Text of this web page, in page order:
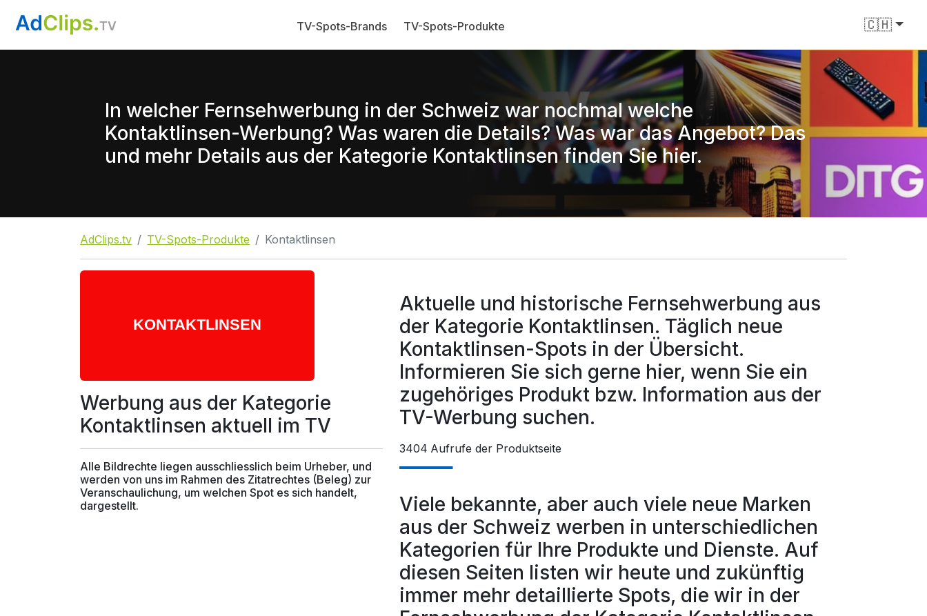
TV-Spots-Brands TV-Spots-Produkte 🇨🇭
In welcher Fernsehwerbung in der Schweiz war nochmal welche
Kontaktlinsen-Werbung? Was waren die Details? Was war das Angebot? Das
und mehr Details aus der Kategorie Kontaktlinsen finden Sie hier.
AdClips.tv TV-Spots-Produkte Kontaktlinsen
Werbung aus der Kategorie
Kontaktlinsen aktuell im TV
Alle Bildrechte liegen ausschliesslich beim Urheber, und
werden von uns im Rahmen des Zitatrechtes (Beleg) zur
Veranschaulichung, um welchen Spot es sich handelt,
dargestellt.
Aktuelle und historische Fernsehwerbung aus
der Kategorie Kontaktlinsen. Täglich neue
Kontaktlinsen-Spots in der Übersicht.
Informieren Sie sich gerne hier, wenn Sie ein
zugehöriges Produkt bzw. Information aus der
TV-Werbung suchen.
3404 Aufrufe der Produktseite
Viele bekannte, aber auch viele neue Marken
aus der Schweiz werben in unterschiedlichen
Kategorien für Ihre Produkte und Dienste. Auf
diesen Seiten listen wir heute und zukünftig
immer mehr detaillierte Spots, die wir in der